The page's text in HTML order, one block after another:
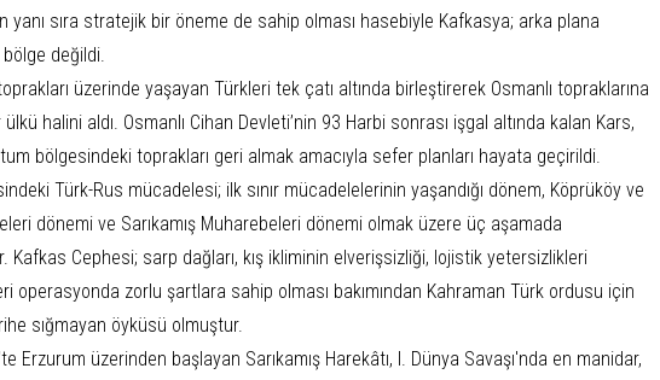
yanı sıra stratejik bir öneme de sahip olması hasebiyle Kafkasya; arka plana
değildi.
üzerinde yaşayan Türkleri tek çatı altında birleştirerek Osmanlı topraklarına
halini aldı. Osmanlı Cihan Devleti’nin 93 Harbi sonrası işgal altında kalan Kars,
bölgesindeki toprakları geri almak amacıyla sefer planları hayata geçirildi.
Türk-Rus mücadelesi; ilk sınır mücadelelerinin yaşandığı dönem, Köprüköy ve
dönemi ve Sarıkamış Muharebeleri dönemi olmak üzere üç aşamada
Kafkas Cephesi; sarp dağları, kış ikliminin elverişsizliği, lojistik yetersizlikleri
operasyonda zorlu şartlara sahip olması bakımından Kahraman Türk ordusu için
sığmayan öyküsü olmuştur.
Erzurum üzerinden başlayan Sarıkamış Harekâtı, I. Dünya Savaşı'nda en manidar,